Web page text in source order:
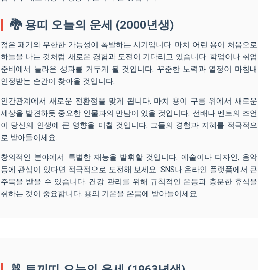
🐉 용띠 오늘의 운세 (2000년생)
젊은 패기와 무한한 가능성이 폭발하는 시기입니다. 마치 어린 용이 처음으로
하늘을 나는 것처럼 새로운 경험과 도전이 기다리고 있습니다. 학업이나 취업
준비에서 놀라운 성과를 거두게 될 것입니다. 꾸준한 노력과 열정이 마침내
인정받는 순간이 찾아올 것입니다.
인간관계에서 새로운 전환점을 맞게 됩니다. 마치 용이 구름 위에서 새로운
세상을 발견하듯 중요한 인물과의 만남이 있을 것입니다. 선배나 멘토의 조언
이 당신의 인생에 큰 영향을 미칠 것입니다. 그들의 경험과 지혜를 적극적으
로 받아들이세요.
창의적인 분야에서 특별한 재능을 발휘할 것입니다. 예술이나 디자인, 음악
등에 관심이 있다면 적극적으로 도전해 보세요. SNS나 온라인 플랫폼에서 큰
주목을 받을 수 있습니다. 건강 관리를 위해 규칙적인 운동과 충분한 휴식을
취하는 것이 중요합니다. 용의 기운을 온몸에 받아들이세요.